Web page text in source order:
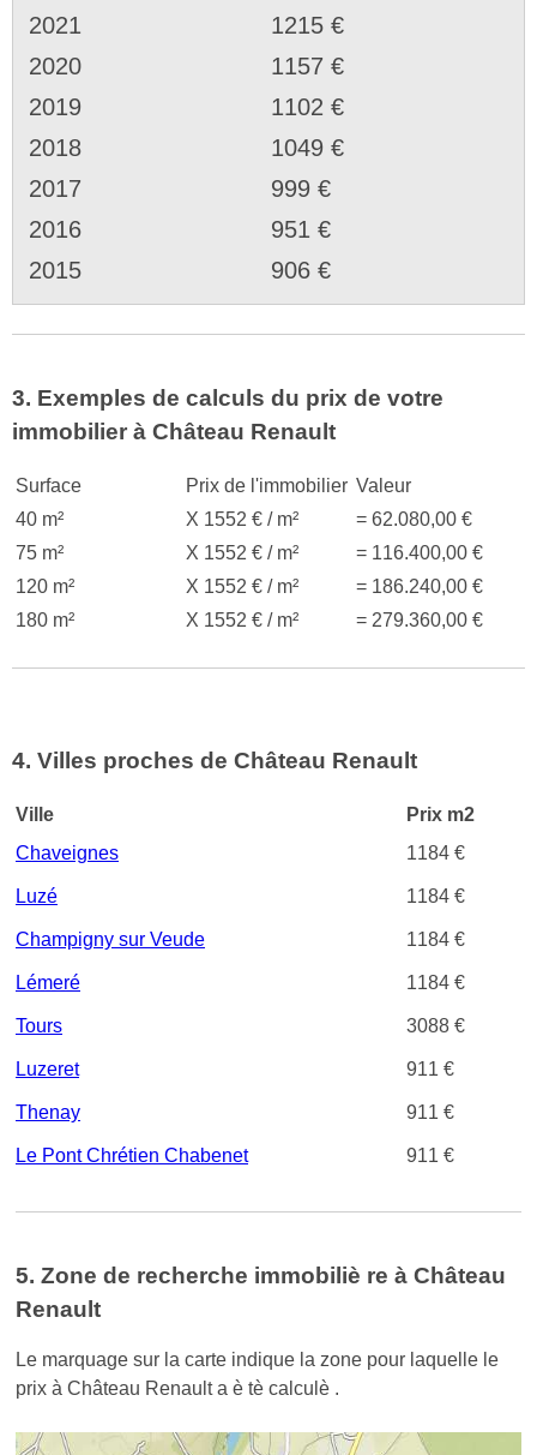
2021
1215 €
2020
1157 €
2019
1102 €
2018
1049 €
2017
999 €
2016
951 €
2015
906 €
3. Exemples de calculs du prix de votre
immobilier à Château Renault
Surface Prix de l'immobilier Valeur
40 m²
X 1552 € / m²
= 62.080,00 €
75 m²
X 1552 € / m²
= 116.400,00 €
120 m²
X 1552 € / m²
= 186.240,00 €
180 m²
X 1552 € / m² = 279.360,00 €
4. Villes proches de Château Renault
Ville
Prix m2
Chaveignes
1184 €
Luzé 1184 €
Champigny sur Veude 1184 €
Lémeré 1184 €
Tours 3088 €
Luzeret 911 €
Thenay 911 €
Le Pont Chrétien Chabenet 911 €
5. Zone de recherche immobiliè re à Château
Renault
Le marquage sur la carte indique la zone pour laquelle le
prix à Château Renault a è tè calculè .